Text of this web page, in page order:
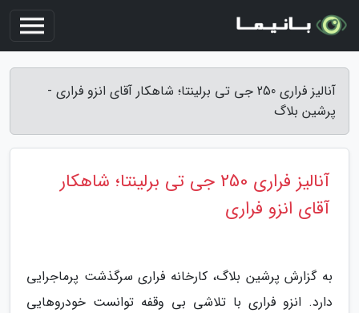
آنالیز فراری 250 جی تی برلینتا؛ شاهکار آقای انزو فراری -
پرشین بلاگ
آنالیز فراری 250 جی تی برلینتا؛ شاهکار
آقای انزو فراری
به گزارش پرشین بلاگ، کارخانه فراری سرگذشت پرماجرایی
دارد. انزو فراری با تلاشی بی وقفه توانست خودروهایی